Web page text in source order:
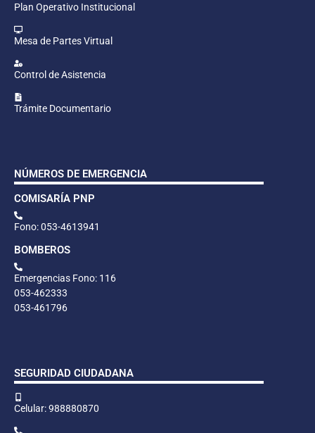
Plan Operativo Institucional
Mesa de Partes Virtual
Control de Asistencia
Trámite Documentario
NÚMEROS DE EMERGENCIA
COMISARÍA PNP
Fono: 053-4613941
BOMBEROS
Emergencias Fono: 116
053-462333
053-461796
SEGURIDAD CIUDADANA
Celular: 988880870